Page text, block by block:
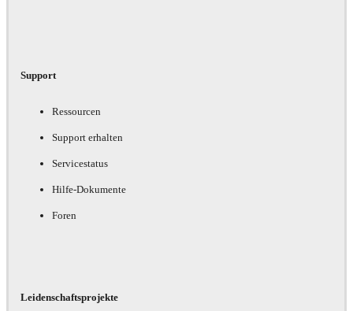
Support
Ressourcen
Support erhalten
Servicestatus
Hilfe-Dokumente
Foren
Leidenschaftsprojekte